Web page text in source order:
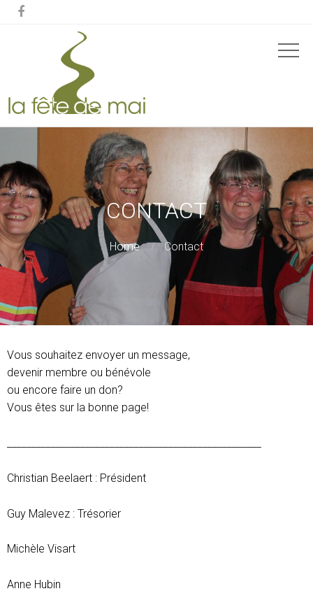

CONTACT
Home Contact
Vous souhaitez envoyer un message,
devenir membre ou bénévole
ou encore faire un don?
Vous êtes sur la bonne page!
Christian Beelaert : Président
Guy Malevez : Trésorier
Michèle Visart
Anne Hubin